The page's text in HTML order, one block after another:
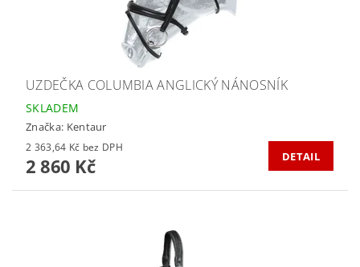
UZDEČKA COLUMBIA ANGLICKÝ NÁNOSNÍK
SKLADEM
Značka: Kentaur
2 363,64 Kč bez DPH
2 860 Kč DETAIL